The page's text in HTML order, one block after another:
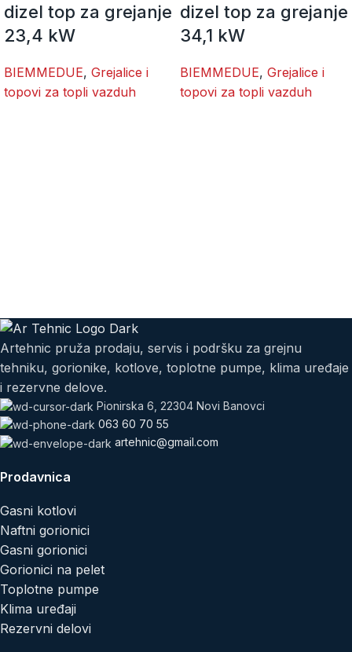
dizel top za grejanje
23,4 kW
BIEMMEDUE, Grejalice i
topovi za topli vazduh
dizel top za grejanje
34,1 kW
BIEMMEDUE, Grejalice i
topovi za topli vazduh
Artehnic pruža prodaju, servis i podršku za grejnu
tehniku, gorionike, kotlove, toplotne pumpe, klima uređaje
i rezervne delove.
Pionirska 6, 22304 Novi Banovci
063 60 70 55
artehnic@gmail.com
Prodavnica
Gasni kotlovi
Naftni gorionici
Gasni gorionici
Gorionici na pelet
Toplotne pumpe
Klima uređaji
Rezervni delovi